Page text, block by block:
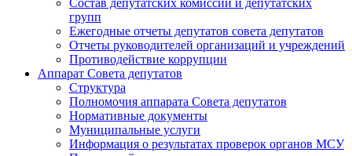
групп
Ежегодные отчеты депутатов совета депутатов
Отчеты руководителей организаций и учреждений
Противодействие коррупции
Аппарат Совета депутатов
Структура
Полномочия аппарата Совета депутатов
Нормативные документы
Муниципальные услуги
Информация о результатах проверок органов МСУ